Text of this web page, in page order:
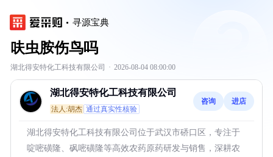
寻源宝典
呋虫胺伤鸟吗
湖北得安特化工科技有限公司 · 2026-08-04 08:00:00
湖北得安特化工科技有限公司
法人:胡杰 通过真实性核验
咨询 进店
湖北得安特化工科技有限公司位于武汉市硚口区，专注于
啶嘧磺隆、砜嘧磺隆等高效农药原药研发与销售，深耕农